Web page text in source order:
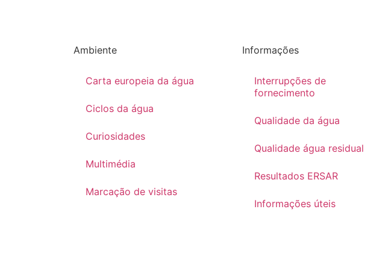
Ambiente
Carta europeia da água
Ciclos da água
Curiosidades
Multimédia
Marcação de visitas
Informações
Interrupções de
fornecimento
Qualidade da água
Qualidade água residual
Resultados ERSAR
Informações úteis